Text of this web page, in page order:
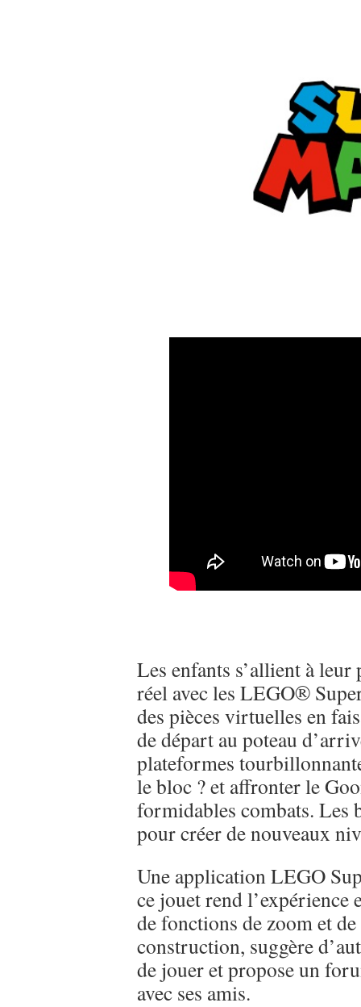
Les enfants s’allient à leur
réel avec les LEGO®
des pièces virtuelles en
de départ au poteau
plateformes
le bloc ? et affronter le
formidables combats. Les
pour créer de nouveaux
Une application LEGO
ce jouet rend l’expérience
de fonctions de zoom et
construction, suggère
de jouer et propose un
avec ses amis.